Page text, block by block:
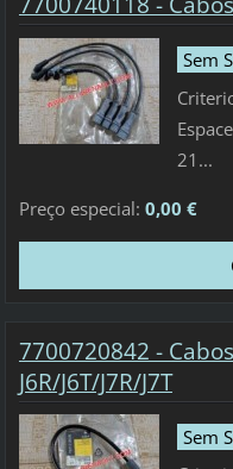
Sem
21...
Preço especial: 0,00 €
7700720842 -
J6R/J6T/J7R/J7T
Sem